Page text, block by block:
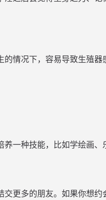
情况下，容易导致生殖
一种技能，比如学绘画、
更多的朋友。如果你想